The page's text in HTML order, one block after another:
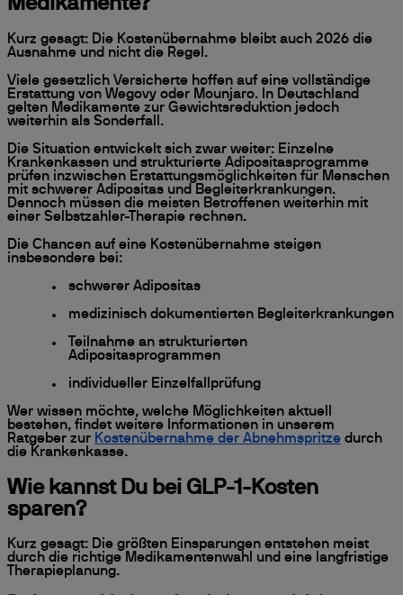
Medikamente?
Kurz gesagt: Die Kostenübernahme bleibt auch 2026 die
Ausnahme und nicht die Regel.
Viele gesetzlich Versicherte hoffen auf eine vollständige
Erstattung von Wegovy oder Mounjaro. In Deutschland
gelten Medikamente zur Gewichtsreduktion jedoch
weiterhin als Sonderfall.
Die Situation entwickelt sich zwar weiter: Einzelne
Krankenkassen und strukturierte Adipositasprogramme
prüfen inzwischen Erstattungsmöglichkeiten für Menschen
mit schwerer Adipositas und Begleiterkrankungen.
Dennoch müssen die meisten Betroffenen weiterhin mit
einer Selbstzahler-Therapie rechnen.
Die Chancen auf eine Kostenübernahme steigen
insbesondere bei:
schwerer Adipositas
medizinisch dokumentierten Begleiterkrankungen
Teilnahme an strukturierten
Adipositasprogrammen
individueller Einzelfallprüfung
Wer wissen möchte, welche Möglichkeiten aktuell
bestehen, findet weitere Informationen in unserem
Ratgeber zur Kostenübernahme der Abnehmspritze durch
die Krankenkasse.
Wie kannst Du bei GLP-1-Kosten
sparen?
Kurz gesagt: Die größten Einsparungen entstehen meist
durch die richtige Medikamentenwahl und eine langfristige
Therapieplanung.